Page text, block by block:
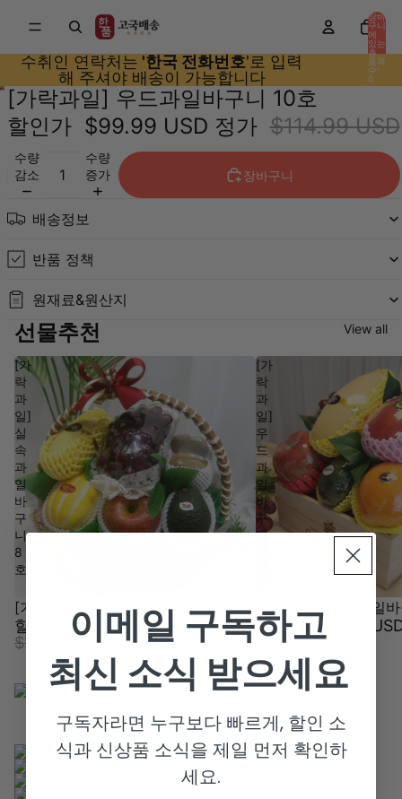
장바
구니
에
있는
총
품목
수:
0
수취인 연락처는 '한국 전화번호'로 입력
해 주셔야 배송이 가능합니다
[가락과일] 우드과일바구니 10호
할인가 $99.99 USD 정가 $114.99 USD
수량
감소
수량
증가
장바구니
배송정보
반품 정책
원재료&원산지
선물추천 View all
[가
락
과
일]
실
속
과
일
바
구
니
8
호
[가락과일] 실속 과일바구니 8호
할인가 $84.99 USD 정가
$109.99 USD
[가
락
과
일]
우
드
과
일
바
구
니
[가락과일] 우드과일
할인가 $99.99
$114.99 USD
이메일 구독하고
최신 소식 받으세요
구독자라면 누구보다 빠르게, 할인 소
식과 신상품 소식을 제일 먼저 확인하
세요.